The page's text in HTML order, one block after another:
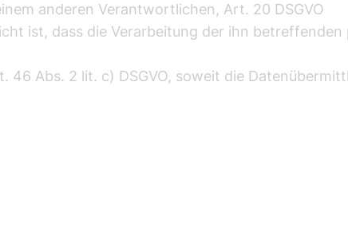
anderen Verantwortlichen, Art. 20 DSGVO
ist, dass die Verarbeitung der ihn betreffenden
Abs. 2 lit. c) DSGVO, soweit die